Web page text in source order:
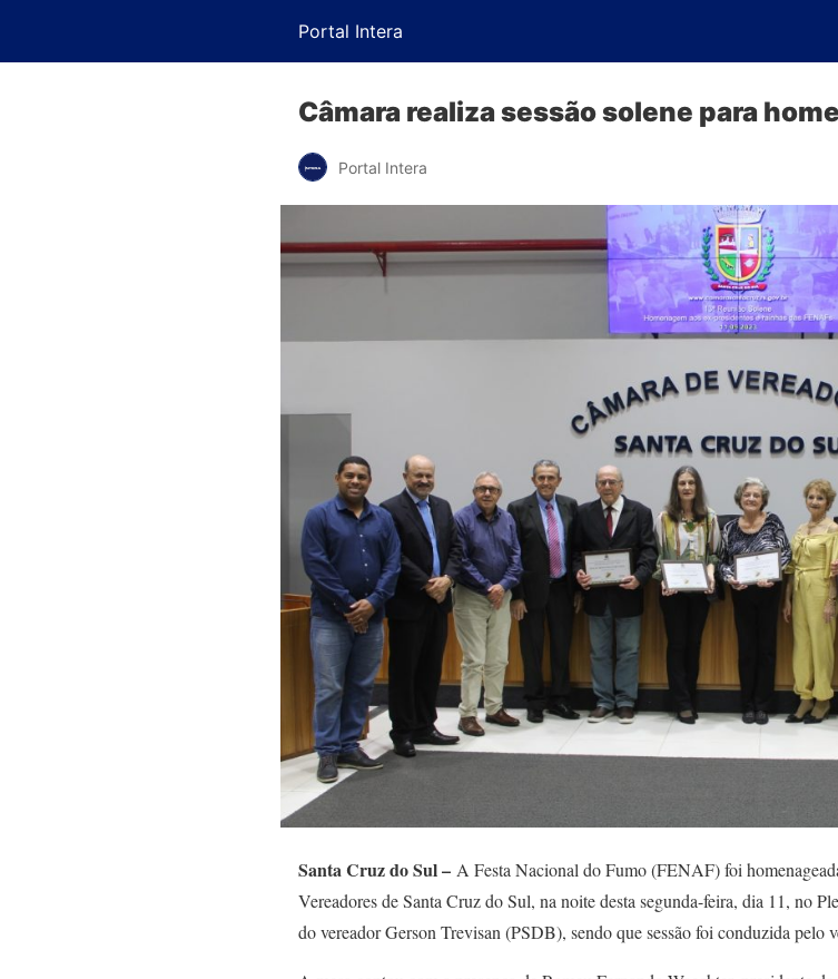
Portal Intera
Câmara realiza sessão solene para
Portal Intera
Santa Cruz do Sul – A Festa Nacional do Fumo (FENAF) foi
Vereadores de Santa Cruz do Sul, na noite desta segunda-feira, dia 11, no
do vereador Gerson Trevisan (PSDB), sendo que sessão foi conduzida pelo